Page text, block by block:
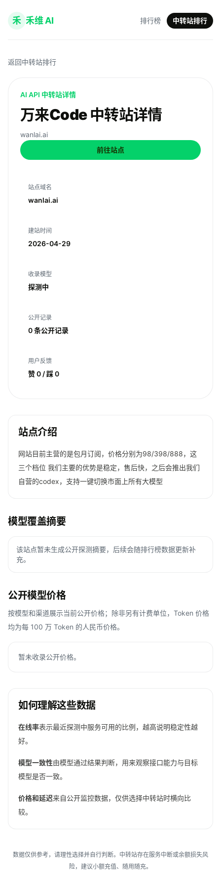
禾 禾维 AI 排行榜 中转站排行
返回中转站排行
AI API 中转站详情
万来Code 中转站详情
wanlai.ai
前往站点
站点域名
wanlai.ai
建站时间
2026-04-29
收录模型
探测中
公开记录
0 条公开记录
用户反馈
赞 0 / 踩 0
站点介绍
网站目前主营的是包月订阅，价格分别为98/398/888，这
三个档位 我们主要的优势是稳定，售后快，之后会推出我们
自营的codex，支持一键切换市面上所有大模型
模型覆盖摘要
该站点暂未生成公开探测摘要，后续会随排行榜数据更新补
充。
公开模型价格
按模型和渠道展示当前公开价格；除非另有计费单位，Token 价格
均为每 100 万 Token 的人民币价格。
暂未收录公开价格。
如何理解这些数据
在线率表示最近探测中服务可用的比例，越高说明稳定性越
好。
模型一致性由模型通过结果判断，用来观察接口能力与目标
模型是否一致。
价格和延迟来自公开监控数据，仅供选择中转站时横向比
较。
数据仅供参考，请理性选择并自行判断。中转站存在服务中断或余额损失风
险，建议小额充值、随用随充。